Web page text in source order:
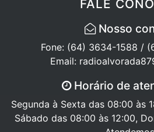
Fone: (64) 3634-1588 /
Email:
Segunda à Sexta das 08:00 às
Sábado das 08:00 às 12:00,